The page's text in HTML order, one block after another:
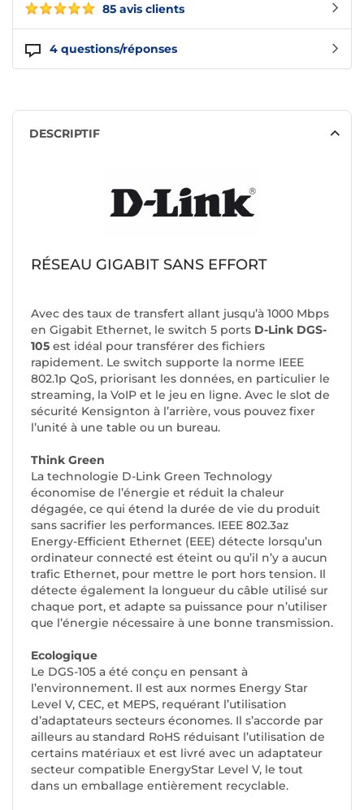
85 avis clients
4 questions/réponses
DESCRIPTIF
RÉSEAU GIGABIT SANS EFFORT
Avec des taux de transfert allant jusqu’à 1000 Mbps
en Gigabit Ethernet, le switch 5 ports D-Link DGS-
105 est idéal pour transférer des fichiers
rapidement. Le switch supporte la norme IEEE
802.1p QoS, priorisant les données, en particulier le
streaming, la VoIP et le jeu en ligne. Avec le slot de
sécurité Kensignton à l’arrière, vous pouvez fixer
l’unité à une table ou un bureau.
Think Green
La technologie D-Link Green Technology
économise de l’énergie et réduit la chaleur
dégagée, ce qui étend la durée de vie du produit
sans sacrifier les performances. IEEE 802.3az
Energy-Efficient Ethernet (EEE) détecte lorsqu’un
ordinateur connecté est éteint ou qu’il n’y a aucun
trafic Ethernet, pour mettre le port hors tension. Il
détecte également la longueur du câble utilisé sur
chaque port, et adapte sa puissance pour n’utiliser
que l’énergie nécessaire à une bonne transmission.
Ecologique
Le DGS-105 a été conçu en pensant à
l’environnement. Il est aux normes Energy Star
Level V, CEC, et MEPS, requérant l’utilisation
d’adaptateurs secteurs économes. Il s’accorde par
ailleurs au standard RoHS réduisant l’utilisation de
certains matériaux et est livré avec un adaptateur
secteur compatible EnergyStar Level V, le tout
dans un emballage entièrement recyclable.